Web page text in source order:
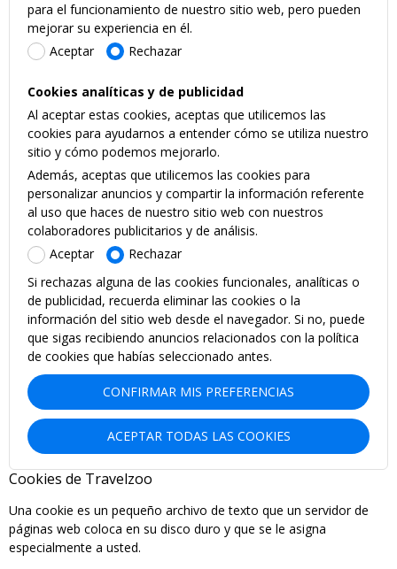
para el funcionamiento de nuestro sitio web, pero pueden
mejorar su experiencia en él.
Aceptar
Rechazar
Cookies analíticas y de publicidad
Al aceptar estas cookies, aceptas que utilicemos las
cookies para ayudarnos a entender cómo se utiliza nuestro
sitio y cómo podemos mejorarlo.
Además, aceptas que utilicemos las cookies para
personalizar anuncios y compartir la información referente
al uso que haces de nuestro sitio web con nuestros
colaboradores publicitarios y de análisis.
Aceptar
Rechazar
Si rechazas alguna de las cookies funcionales, analíticas o
de publicidad, recuerda eliminar las cookies o la
información del sitio web desde el navegador. Si no, puede
que sigas recibiendo anuncios relacionados con la política
de cookies que habías seleccionado antes.
CONFIRMAR MIS PREFERENCIAS
ACEPTAR TODAS LAS COOKIES
Cookies de Travelzoo
Una cookie es un pequeño archivo de texto que un servidor de
páginas web coloca en su disco duro y que se le asigna
especialmente a usted.